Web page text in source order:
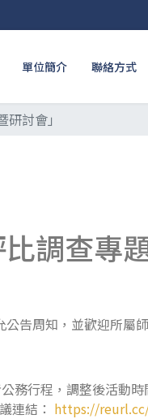
單位簡介 聯絡方式
討會」
調查專
告周知，並歡迎所屬
行程，調整後活動
連結： https://